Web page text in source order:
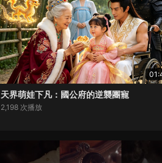
天界萌娃下凡：國公府的逆襲團寵
2,198 次播放